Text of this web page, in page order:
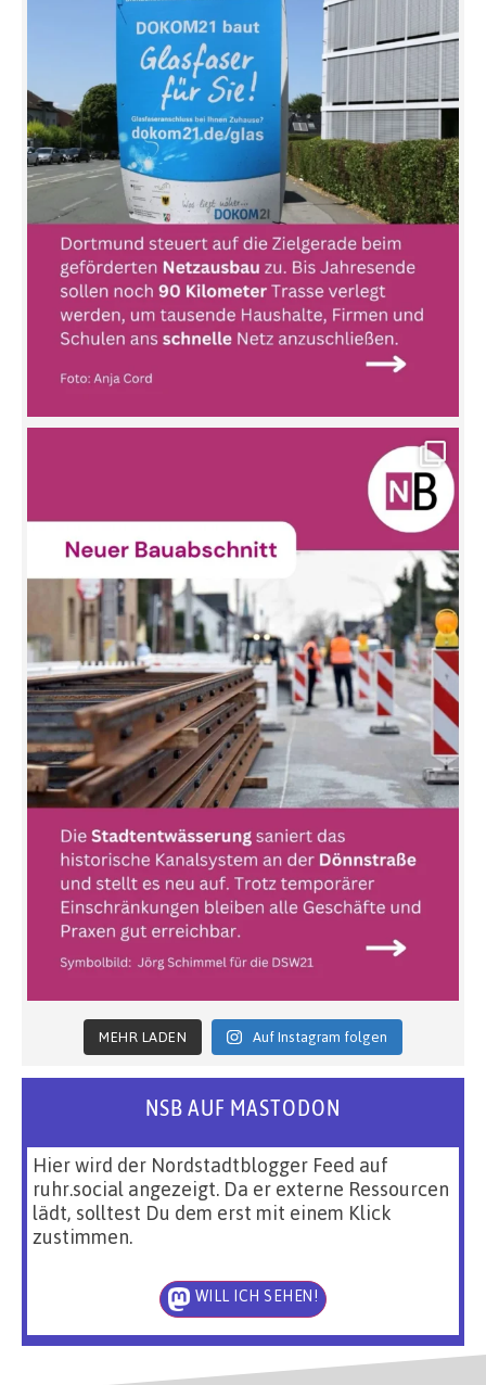
MEHR LADEN Auf Instagram folgen
NSB AUF MASTODON
Hier wird der Nordstadtblogger Feed auf
ruhr.social angezeigt. Da er externe Ressourcen
lädt, solltest Du dem erst mit einem Klick
zustimmen.
WILL ICH SEHEN!